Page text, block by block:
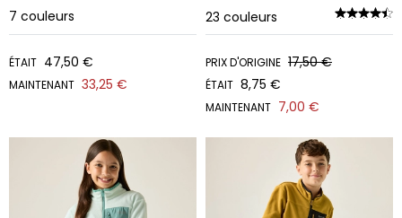
7 couleurs
ÉTAIT 47,50 €
MAINTENANT 33,25 €
23 couleurs
PRIX D'ORIGINE 17,50 €
ÉTAIT 8,75 €
MAINTENANT 7,00 €